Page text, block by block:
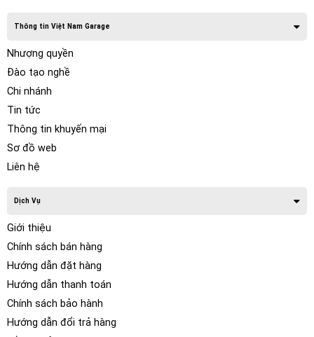
Thông tin Việt Nam Garage
Nhượng quyền
Đào tạo nghề
Chi nhánh
Tin tức
Thông tin khuyến mại
Sơ đồ web
Liên hệ
Dịch Vụ
Giới thiệu
Chính sách bán hàng
Hướng dẫn đặt hàng
Hướng dẫn thanh toán
Chính sách bảo hành
Hướng dẫn đổi trả hàng